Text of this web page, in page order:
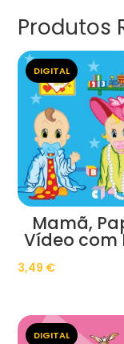
Produtos
DIGITAL
Mamã,
Vídeo com
3,49 €
DIGITAL